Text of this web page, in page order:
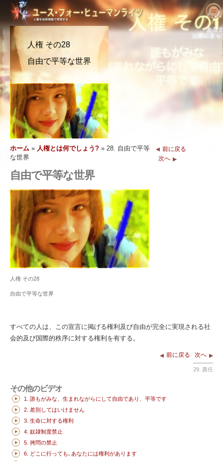
ユース･フォー･ヒューマンライツにつ
いて
ユース･フォー･ヒューマンライツとは?
私たちの目的
ユース･フォー･ヒューマンライツの歴史
役員
顧問委員会
YHRIの協力者
声明と表彰
人権とは何でしょう?
人権の背景
世界人権宣言
教育者へ
ようこそ
教育パッケージの内容
教育者からの結果報告
人権カリキュラム
教育プログラム
活動を始める
活動に参加する
請願
メンバーシップと寄付
グループ
人権を求める主張
人権の擁護者たち
さまざまな人権団体
人権侵害
ニュース
注文
問い合わせ
人権 その28
自由で平等な世界
ホーム » 人権とは何でしょう? » 28. 自由で平等
な世界
前に戻る
次へ
自由で平等な世界
人権 その28
自由で平等な世界
すべての人は、この宣言に掲げる権利及び自由が完全に実現される社
会的及び国際的秩序に対する権利を有する。
前に戻る 次へ
29. 責任
その他のビデオ
1. 誰もがみな、生まれながらにして自由であり、平等です
2. 差別してはいけません
3. 生命に対する権利
4. 奴隷制度禁止
5. 拷問の禁止
6. どこに行っても､あなたには権利があります